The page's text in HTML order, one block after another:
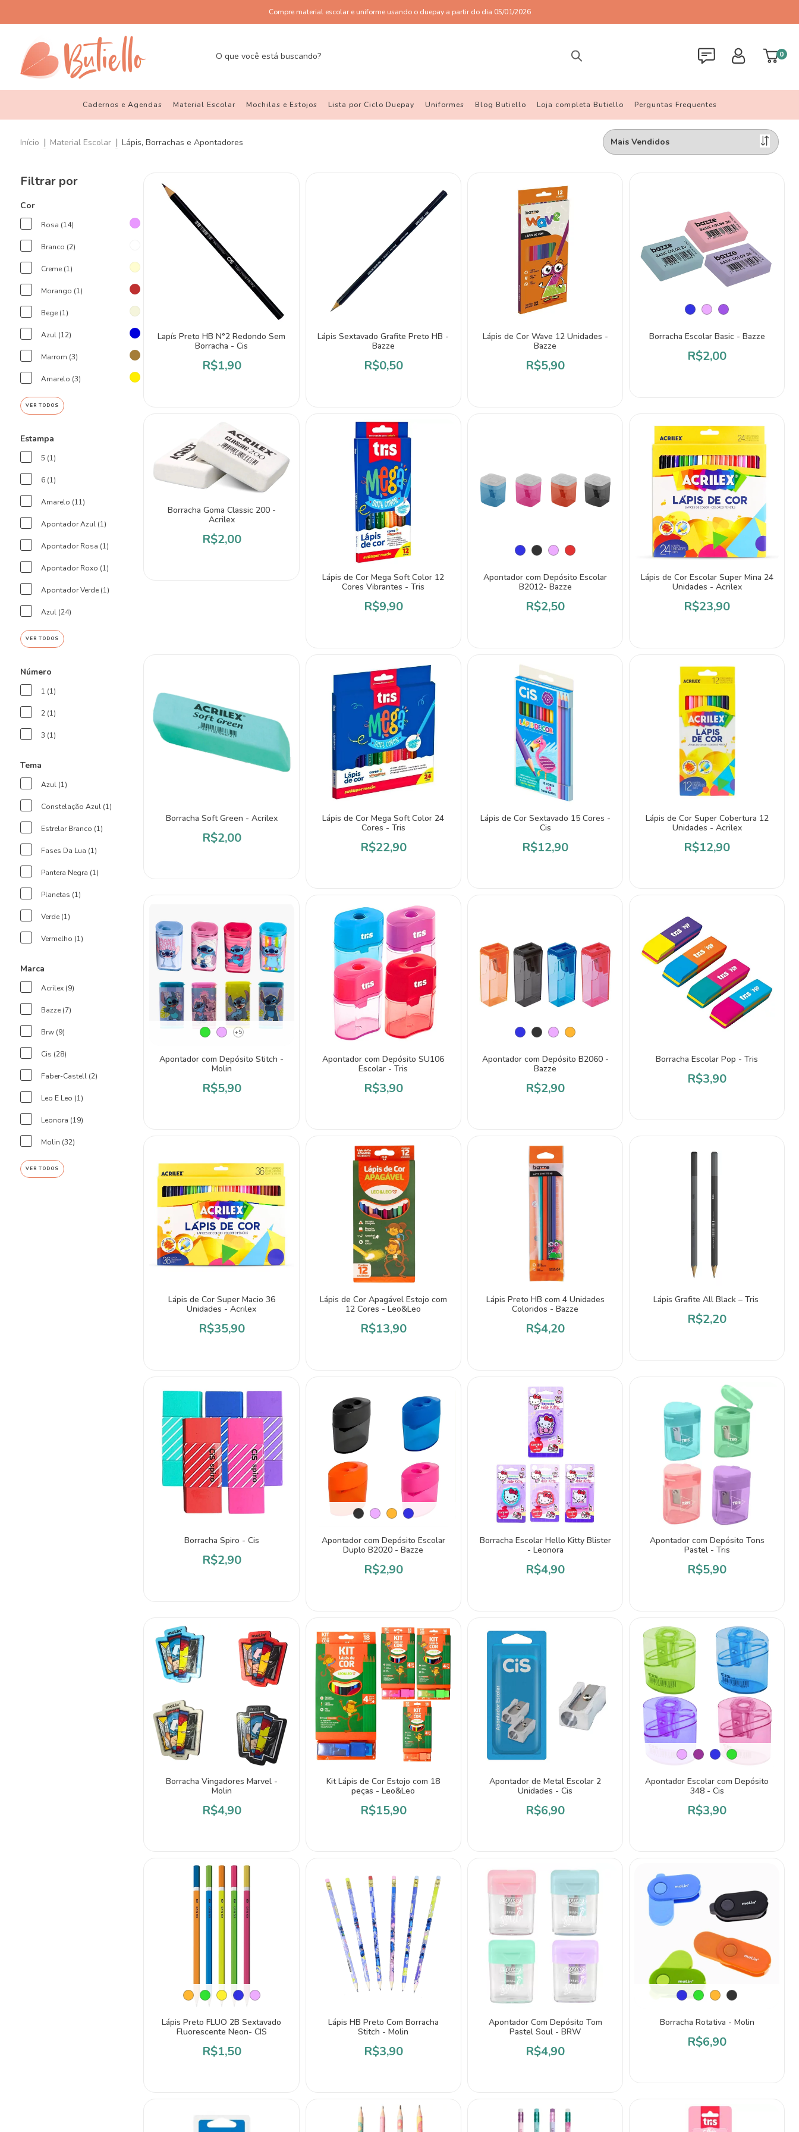
Compre material escolar e uniforme usando o duepay a partir do dia 05/01/2026
0
Cadernos e Agendas Material Escolar Mochilas e Estojos Lista por Ciclo Duepay Uniformes Blog Butiello Loja completa Butiello Perguntas Frequentes
Início | Material Escolar | Lápis, Borrachas e Apontadores
Filtrar por
Cor
Rosa (14)
Branco (2)
Creme (1)
Morango (1)
Bege (1)
Azul (12)
Marrom (3)
Amarelo (3)
VER TODOS
Estampa
5 (1)
6 (1)
Amarelo (11)
Apontador Azul (1)
Apontador Rosa (1)
Apontador Roxo (1)
Apontador Verde (1)
Azul (24)
VER TODOS
Número
1 (1)
2 (1)
3 (1)
Tema
Azul (1)
Constelação Azul (1)
Estrelar Branco (1)
Fases Da Lua (1)
Pantera Negra (1)
Planetas (1)
Verde (1)
Vermelho (1)
Marca
Acrilex (9)
Bazze (7)
Brw (9)
Cis (28)
Faber-Castell (2)
Leo E Leo (1)
Leonora (19)
Molin (32)
VER TODOS
Lapís Preto HB N°2 Redondo Sem
Borracha - Cis
R$1,90
Lápis Sextavado Grafite Preto HB -
Bazze
R$0,50
Lápis de Cor Wave 12 Unidades -
Bazze
R$5,90
Borracha Escolar Basic - Bazze
R$2,00
Borracha Goma Classic 200 -
Acrilex
R$2,00
Lápis de Cor Mega Soft Color 12
Cores Vibrantes - Tris
R$9,90
Apontador com Depósito Escolar
B2012- Bazze
R$2,50
Lápis de Cor Escolar Super Mina 24
Unidades - Acrilex
R$23,90
Borracha Soft Green - Acrilex
R$2,00
Lápis de Cor Mega Soft Color 24
Cores - Tris
R$22,90
Lápis de Cor Sextavado 15 Cores -
Cis
R$12,90
Lápis de Cor Super Cobertura 12
Unidades - Acrilex
R$12,90
+5
Apontador com Depósito Stitch -
Molin
R$5,90
Apontador com Depósito SU106
Escolar - Tris
R$3,90
Apontador com Depósito B2060 -
Bazze
R$2,90
Borracha Escolar Pop - Tris
R$3,90
Lápis de Cor Super Macio 36
Unidades - Acrilex
R$35,90
Lápis de Cor Apagável Estojo com
12 Cores - Leo&Leo
R$13,90
Lápis Preto HB com 4 Unidades
Coloridos - Bazze
R$4,20
Lápis Grafite All Black – Tris
R$2,20
Borracha Spiro - Cis
R$2,90
Apontador com Depósito Escolar
Duplo B2020 - Bazze
R$2,90
Borracha Escolar Hello Kitty Blister
- Leonora
R$4,90
Apontador com Depósito Tons
Pastel - Tris
R$5,90
Borracha Vingadores Marvel -
Molin
R$4,90
Kit Lápis de Cor Estojo com 18
peças - Leo&Leo
R$15,90
Apontador de Metal Escolar 2
Unidades - Cis
R$6,90
Apontador Escolar com Depósito
348 - Cis
R$3,90
Lápis Preto FLUO 2B Sextavado
Fluorescente Neon- CIS
R$1,50
Lápis HB Preto Com Borracha
Stitch - Molin
R$3,90
Apontador Com Depósito Tom
Pastel Soul - BRW
R$4,90
Borracha Rotativa - Molin
R$6,90